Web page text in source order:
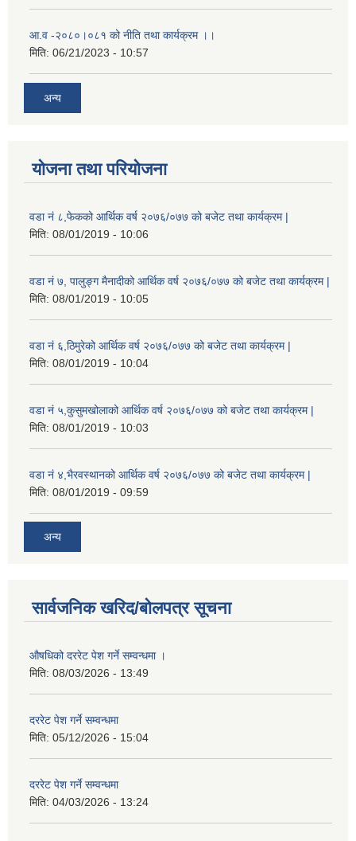
आ.व -२०८०।०८१ को नीति तथा कार्यक्रम ।।
मिति: 06/21/2023 - 10:57
अन्य
योजना तथा परियोजना
वडा नं ८,फेकको आर्थिक वर्ष २०७६/०७७ को बजेट तथा कार्यक्रम |
मिति: 08/01/2019 - 10:06
वडा नं ७, पालुङ्ग मैनादीको आर्थिक वर्ष २०७६/०७७ को बजेट तथा कार्यक्रम |
मिति: 08/01/2019 - 10:05
वडा नं ६,ठिमुरेको आर्थिक वर्ष २०७६/०७७ को बजेट तथा कार्यक्रम |
मिति: 08/01/2019 - 10:04
वडा नं ५,कुसुमखोलाको आर्थिक वर्ष २०७६/०७७ को बजेट तथा कार्यक्रम |
मिति: 08/01/2019 - 10:03
वडा नं ४,भैरवस्थानको आर्थिक वर्ष २०७६/०७७ को बजेट तथा कार्यक्रम |
मिति: 08/01/2019 - 09:59
अन्य
सार्वजनिक खरिद/बोलपत्र सूचना
औषधिको दररेट पेश गर्ने सम्वन्धमा ।
मिति: 08/03/2026 - 13:49
दररेट पेश गर्ने सम्वन्धमा
मिति: 05/12/2026 - 15:04
दररेट पेश गर्ने सम्वन्धमा
मिति: 04/03/2026 - 13:24